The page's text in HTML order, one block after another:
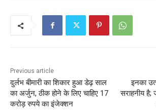
Previous article
दुर्लभ बीमारी का शिकार हुआ डेढ़ साल
का अर्जुन, ठीक होने के लिए चाहिए 17
करोड़ रुपये का इंजेक्शन
इनका
सराहनीय है;